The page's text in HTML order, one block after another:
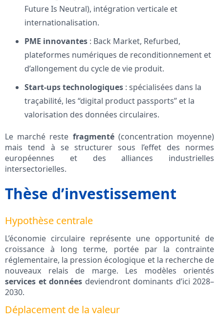
Future Is Neutral), intégration verticale et
internationalisation.
PME innovantes : Back Market, Refurbed,
plateformes numériques de reconditionnement et
d’allongement du cycle de vie produit.
Start-ups technologiques : spécialisées dans la
traçabilité, les “digital product passports” et la
valorisation des données circulaires.
Le marché reste fragmenté(concentration moyenne)
mais tend à se structurer sous l’effet des normes
européennes et des alliances industrielles
intersectorielles.
Thèse d’investissement
Hypothèse centrale
L’économie circulaire représente une opportunité de
croissance à long terme, portée par la contrainte
réglementaire, la pression écologique et la recherche de
nouveaux relais de marge. Les modèles orientés
services et données deviendront dominants d’ici 2028–
2030.
Déplacement de la valeur